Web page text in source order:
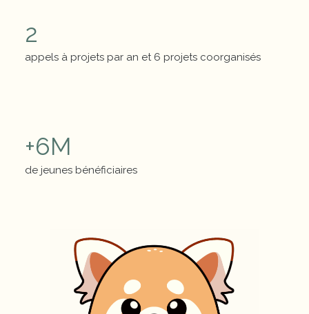
2
appels à projets par an et 6 projets coorganisés
+6M
de jeunes bénéficiaires